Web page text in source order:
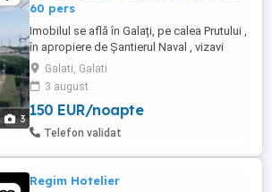
3
60 pers
Imobilul se află în Galați, pe calea Prutului ,
în apropiere de Șantierul Naval , vizavi
piața rusilor . Imobilul are 18 camere , 4
grupuri sanitare ( wc, duș, chiuvetă ) . Se
oferă și sala de mese cu bucătărie și grup
sanitar . Imobil are curte proprie , grătar .
Perioada de închiriere este de minim ...
Galati, Galati
3 august
150 EUR/noapte
Telefon validat
Regim Hotelier